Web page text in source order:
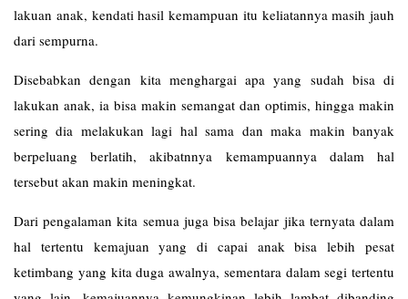
lakuan anak, kendati hasil kemampuan itu keliatannya masih jauh
dari sempurna.
Disebabkan dengan kita menghargai apa yang sudah bisa di
lakukan anak, ia bisa makin semangat dan optimis, hingga makin
sering dia melakukan lagi hal sama dan maka makin banyak
berpeluang berlatih, akibatnnya kemampuannya dalam hal
tersebut akan makin meningkat.
Dari pengalaman kita semua juga bisa belajar jika ternyata dalam
hal tertentu kemajuan yang di capai anak bisa lebih pesat
ketimbang yang kita duga awalnya, sementara dalam segi tertentu